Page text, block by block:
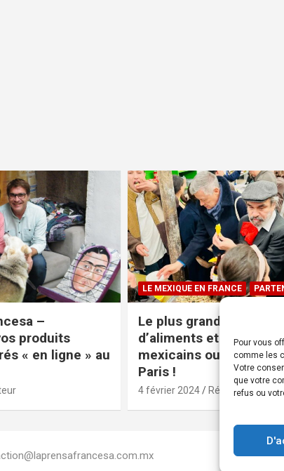
Pour vous
comme les
Votre
que votre
refus ou
–
produits
« en ligne » au
LE MEXIQUE EN FRANCE
Le plus grand magasin
d’aliments et produits
mexicains ouvre ses
Paris !
4 février 2024 Rédacteur